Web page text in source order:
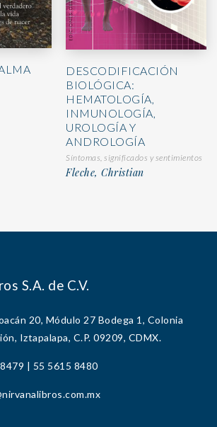
DESCODIFICACIÓN
BIOLÓGICA:
HEMATOLOGÍA,
INMUNOLOGÍA,
UROLOGÍA Y
ANDROLOGÍA
Síntomas, significados y sentimientos
Fleche, Christian
S.A. de C.V.
20, Módulo 27 Bodega 1, Colonia
Iztapalapa, C.P. 09209, CDMX.
| 55 5615 8480